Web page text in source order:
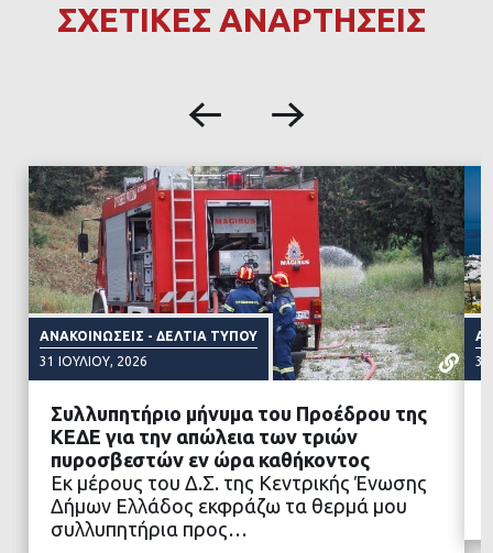
ΣΧΕΤΙΚΕΣ ΑΝΑΡΤΗΣΕΙΣ
ΑΝΑΚΟΙΝΏΣΕΙΣ - ΔΕΛΤΊΑ ΤΎΠΟΥ
31 ΙΟΥΛΊΟΥ, 2026
ΔΙΑΒΑΣΤΕ ΠΕΡΙΣΣΟΤΕΡΑ
Συλλυπητήριο μήνυμα του Προέδρου της
ΚΕΔΕ για την απώλεια των τριών
πυροσβεστών εν ώρα καθήκοντος
Εκ μέρους του Δ.Σ. της Κεντρικής Ένωσης
Δήμων Ελλάδος εκφράζω τα θερμά μου
συλλυπητήρια προς…
31